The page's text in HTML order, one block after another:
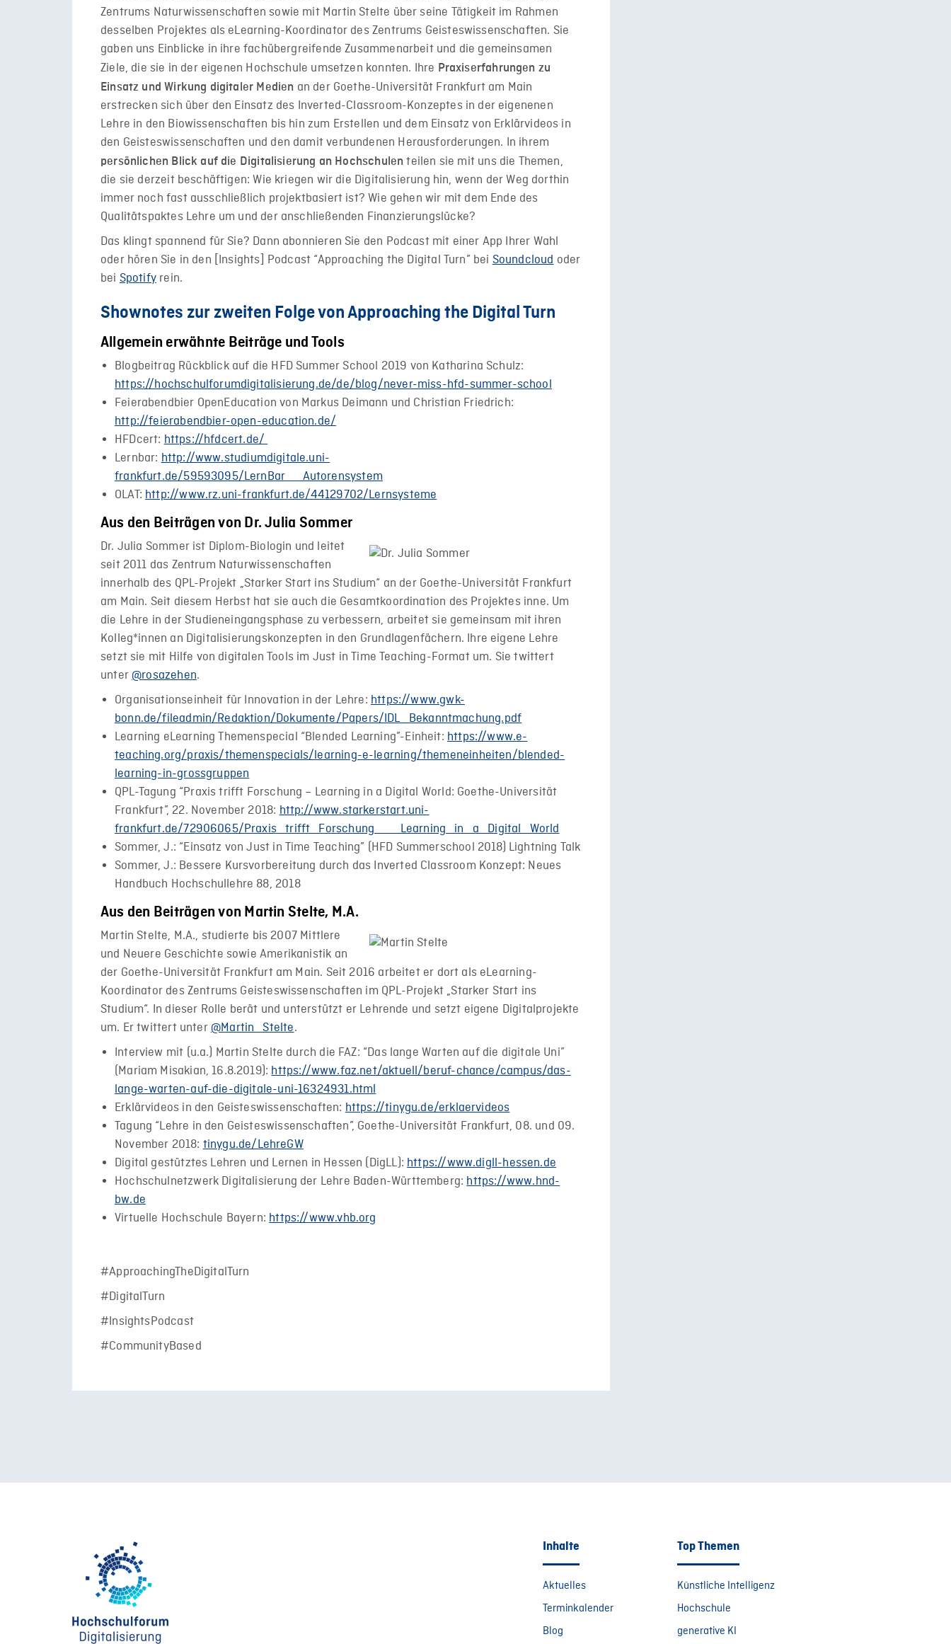
Zentrums Naturwissenschaften sowie mit Martin Stelte über seine Tätigkeit im Rahmen
desselben Projektes als eLearning-Koordinator des Zentrums Geisteswissenschaften. Sie
gaben uns Einblicke in ihre fachübergreifende Zusammenarbeit und die gemeinsamen
Ziele, die sie in der eigenen Hochschule umsetzen konnten. Ihre Praxiserfahrungen zu
Einsatz und Wirkung digitaler Medien an der Goethe-Universität Frankfurt am Main
erstrecken sich über den Einsatz des Inverted-Classroom-Konzeptes in der eigenenen
Lehre in den Biowissenschaften bis hin zum Erstellen und dem Einsatz von Erklärvideos in
den Geisteswissenschaften und den damit verbundenen Herausforderungen. In ihrem
persönlichen Blick auf die Digitalisierung an Hochschulen teilen sie mit uns die Themen,
die sie derzeit beschäftigen: Wie kriegen wir die Digitalisierung hin, wenn der Weg dorthin
immer noch fast ausschließlich projektbasiert ist? Wie gehen wir mit dem Ende des
Qualitätspaktes Lehre um und der anschließenden Finanzierungslücke?
Das klingt spannend für Sie? Dann abonnieren Sie den Podcast mit einer App Ihrer Wahl
oder hören Sie in den [Insights] Podcast “Approaching the Digital Turn” bei Soundcloud oder
bei Spotify rein.
Shownotes zur zweiten Folge von Approaching the Digital Turn
Allgemein erwähnte Beiträge und Tools
Blogbeitrag Rückblick auf die HFD Summer School 2019 von Katharina Schulz:
https://hochschulforumdigitalisierung.de/de/blog/never-miss-hfd-summer-school
Feierabendbier OpenEducation von Markus Deimann und Christian Friedrich:
http://feierabendbier-open-education.de/
HFDcert: https://hfdcert.de/
Lernbar: http://www.studiumdigitale.uni-
frankfurt.de/59593095/LernBar__Autorensystem
OLAT: http://www.rz.uni-frankfurt.de/44129702/Lernsysteme
Aus den Beiträgen von Dr. Julia Sommer
Dr. Julia Sommer ist Diplom-Biologin und leitet
seit 2011 das Zentrum Naturwissenschaften
innerhalb des QPL-Projekt „Starker Start ins Studium“ an der Goethe-Universität Frankfurt
am Main. Seit diesem Herbst hat sie auch die Gesamtkoordination des Projektes inne. Um
die Lehre in der Studieneingangsphase zu verbessern, arbeitet sie gemeinsam mit ihren
Kolleg*innen an Digitalisierungskonzepten in den Grundlagenfächern. Ihre eigene Lehre
setzt sie mit Hilfe von digitalen Tools im Just in Time Teaching-Format um. Sie twittert
unter @rosazehen.
Organisationseinheit für Innovation in der Lehre: https://www.gwk-
bonn.de/fileadmin/Redaktion/Dokumente/Papers/IDL_Bekanntmachung.pdf
Learning eLearning Themenspecial “Blended Learning”-Einheit: https://www.e-
teaching.org/praxis/themenspecials/learning-e-learning/themeneinheiten/blended-
learning-in-grossgruppen
QPL-Tagung “Praxis trifft Forschung – Learning in a Digital World: Goethe-Universität
Frankfurt”, 22. November 2018: http://www.starkerstart.uni-
frankfurt.de/72906065/Praxis_trifft_Forschung___Learning_in_a_Digital_World
Sommer, J.: “Einsatz von Just in Time Teaching” (HFD Summerschool 2018) Lightning Talk
Sommer, J.: Bessere Kursvorbereitung durch das Inverted Classroom Konzept: Neues
Handbuch Hochschullehre 88, 2018
Aus den Beiträgen von Martin Stelte, M.A.
Martin Stelte, M.A., studierte bis 2007 Mittlere
und Neuere Geschichte sowie Amerikanistik an
der Goethe-Universität Frankfurt am Main. Seit 2016 arbeitet er dort als eLearning-
Koordinator des Zentrums Geisteswissenschaften im QPL-Projekt „Starker Start ins
Studium“. In dieser Rolle berät und unterstützt er Lehrende und setzt eigene Digitalprojekte
um. Er twittert unter @Martin_Stelte.
Interview mit (u.a.) Martin Stelte durch die FAZ: “Das lange Warten auf die digitale Uni”
(Mariam Misakian, 16.8.2019): https://www.faz.net/aktuell/beruf-chance/campus/das-
lange-warten-auf-die-digitale-uni-16324931.html
Erklärvideos in den Geisteswissenschaften: https://tinygu.de/erklaervideos
Tagung “Lehre in den Geisteswissenschaften”, Goethe-Universität Frankfurt, 08. und 09.
November 2018: tinygu.de/LehreGW
Digital gestütztes Lehren und Lernen in Hessen (DigLL): https://www.digll-hessen.de
Hochschulnetzwerk Digitalisierung der Lehre Baden-Württemberg: https://www.hnd-
bw.de
Virtuelle Hochschule Bayern: https://www.vhb.org
#ApproachingTheDigitalTurn
#DigitalTurn
#InsightsPodcast
#CommunityBased
Inhalte
Aktuelles
Terminkalender
Blog
Top Themen
Künstliche Intelligenz
Hochschule
generative KI